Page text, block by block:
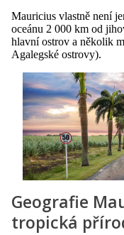
Mauricius vlastně není
oceánu 2 000 km od
hlavní ostrov a několik
Agalegské ostrovy).
Geografie
tropická